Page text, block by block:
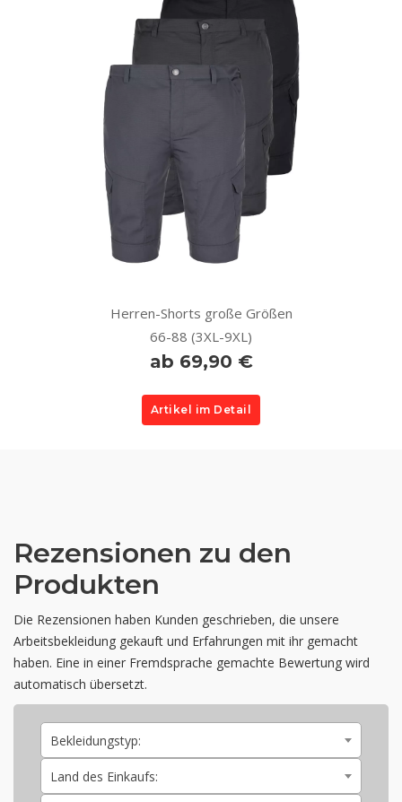
Herren-Shorts große Größen
66-88 (3XL-9XL)
ab 69,90 €
Artikel im Detail
Rezensionen zu den
Produkten
Die Rezensionen haben Kunden geschrieben, die unsere
Arbeitsbekleidung gekauft und Erfahrungen mit ihr gemacht
haben. Eine in einer Fremdsprache gemachte Bewertung wird
automatisch übersetzt.
Bekleidungstyp:
Land des Einkaufs: